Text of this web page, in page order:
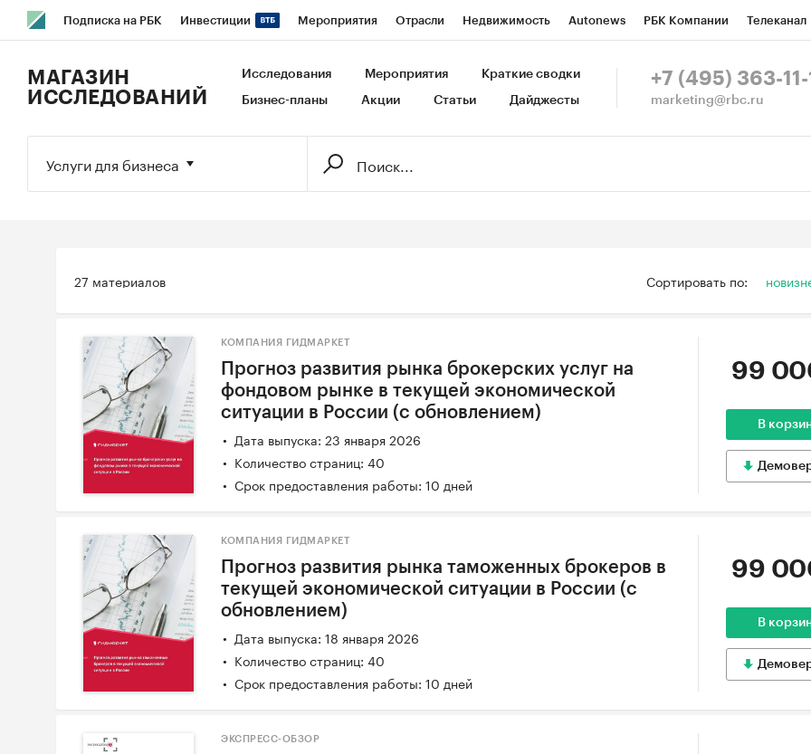
Подписка на РБК Инвестиции Мероприятия Отрасли Недвижимость Autonews РБК Компании Телеканал
Исследования Кредитные рейтинги Франшизы Газета Спецпроекты СПб Конференции СПб Спецпроекты
МАГАЗИН
ИССЛЕДОВАНИЙ
Исследования Мероприятия Краткие сводки
Бизнес-планы Акции Статьи Дайджесты
+7 (495) 363-11-
marketing@rbc.ru
Услуги для бизнеса
Сортировать по:
27 материалов
КОМПАНИЯ ГИДМАРКЕТ
Прогноз развития рынка брокерских услуг на
фондовом рынке в текущей экономической
ситуации в России (с обновлением)
Дата выпуска: 23 января 2026
Количество страниц: 40
Срок предоставления работы: 10 дней
99
В
КОМПАНИЯ ГИДМАРКЕТ
Прогноз развития рынка таможенных брокеров в
текущей экономической ситуации в России (с
обновлением)
Дата выпуска: 18 января 2026
Количество страниц: 40
Срок предоставления работы: 10 дней
99
В
ЭКСПРЕСС-ОБЗОР